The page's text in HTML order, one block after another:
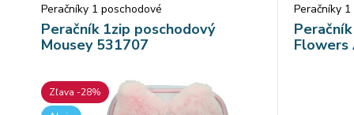
ceruzky
gumu či
V zadnej
Peračníky 1 poschodové
Peračník 1zip poschodový
Mousey 531707
Zľava -28%
Peračníky
Flowers